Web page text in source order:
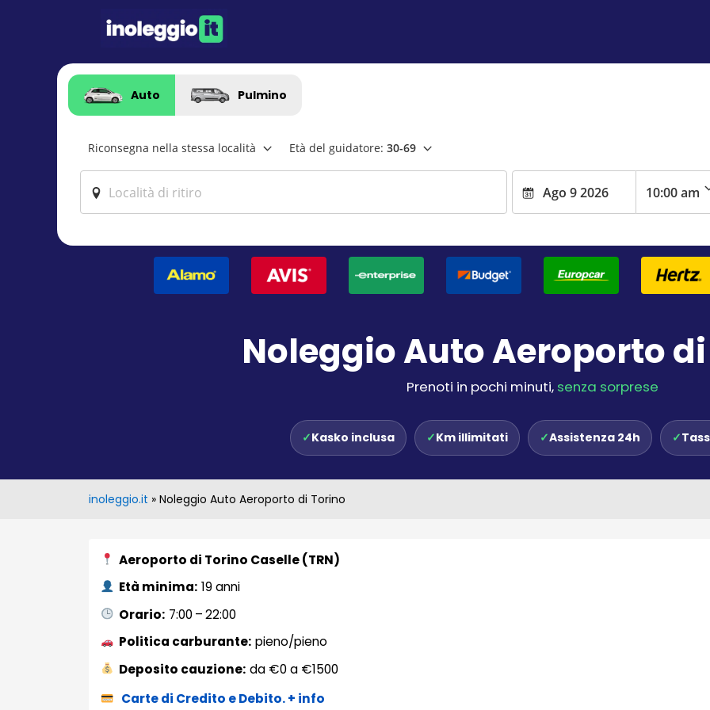
Auto Pulmino
Riconsegna nella stessa località Età del guidatore: 30-69
Noleggio Auto Aeroporto
Prenoti in pochi minuti, senza sorprese
✓Kasko inclusa ✓Km illimitati ✓Assistenza 24h ✓
inoleggio.it » Noleggio Auto Aeroporto di Torino
Aeroporto di Torino Caselle (TRN)
Età minima: 19 anni
Orario: 7:00 – 22:00
Politica carburante: pieno/pieno
Deposito cauzione: da €0 a €1500
Carte di Credito e Debito. + info